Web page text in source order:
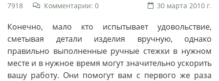
7918
Комментарии: 0 30 марта 2010 г.
Конечно, мало кто испытывает удовольствие,
сметывая детали изделия вручную, однако
правильно выполненные ручные стежки в нужном
месте и в нужное время могут значительно ускорить
вашу работу. Они помогут вам с первого же раза